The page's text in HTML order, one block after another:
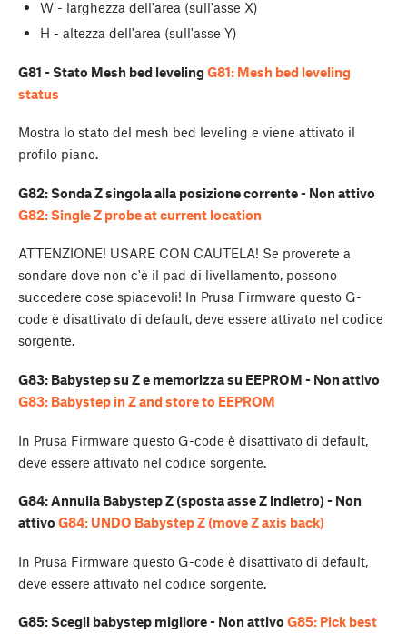
W - larghezza dell'area (sull'asse X)
H - altezza dell'area (sull'asse Y)
G81 - Stato Mesh bed leveling G81: Mesh bed leveling
status
Mostra lo stato del mesh bed leveling e viene attivato il
profilo piano.
G82: Sonda Z singola alla posizione corrente - Non attivo
G82: Single Z probe at current location
ATTENZIONE! USARE CON CAUTELA! Se proverete a
sondare dove non c'è il pad di livellamento, possono
succedere cose spiacevoli! In Prusa Firmware questo G-
code è disattivato di default, deve essere attivato nel codice
sorgente.
G83: Babystep su Z e memorizza su EEPROM - Non attivo
G83: Babystep in Z and store to EEPROM
In Prusa Firmware questo G-code è disattivato di default,
deve essere attivato nel codice sorgente.
G84: Annulla Babystep Z (sposta asse Z indietro) - Non
attivo G84: UNDO Babystep Z (move Z axis back)
In Prusa Firmware questo G-code è disattivato di default,
deve essere attivato nel codice sorgente.
G85: Scegli babystep migliore - Non attivo G85: Pick best